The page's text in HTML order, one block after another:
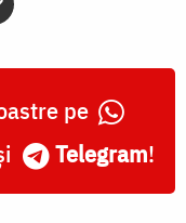
pe
Telegram!